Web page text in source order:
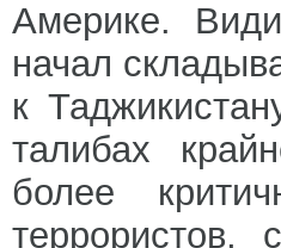
Америке.
начал
к
талибах
более
террористов,